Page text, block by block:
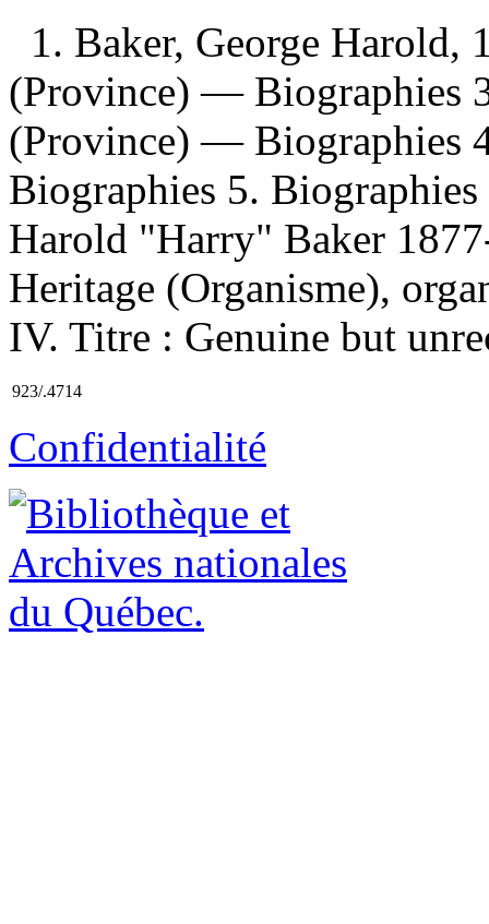
1. Baker, George
(Province) — Biographies
(Province) — Biographies
Biographies 5.
Harold "Harry" Baker
Heritage (Organisme),
IV. Titre : Genuine but
923/.4714
Confidentialité